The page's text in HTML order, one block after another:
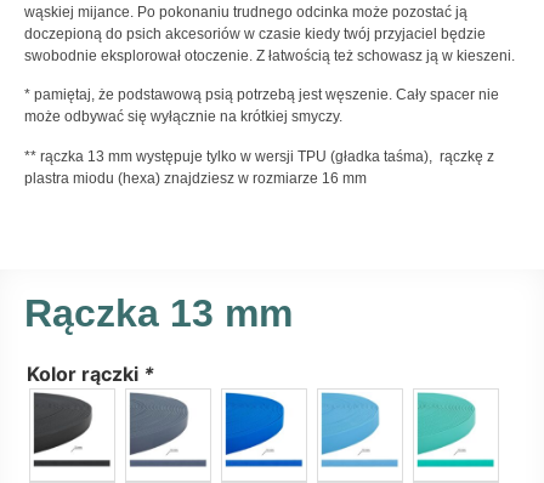
wąskiej mijance. Po pokonaniu trudnego odcinka może pozostać ją
doczepioną do psich akcesoriów w czasie kiedy twój przyjaciel będzie
swobodnie eksplorował otoczenie. Z łatwością też schowasz ją w kieszeni.
* pamiętaj, że podstawową psią potrzebą jest węszenie. Cały spacer nie
może odbywać się wyłącznie na krótkiej smyczy.
** rączka 13 mm występuje tylko w wersji TPU (gładka taśma), rączkę z
plastra miodu (hexa) znajdziesz w rozmiarze 16 mm
Rączka 13 mm
Kolor rączki *